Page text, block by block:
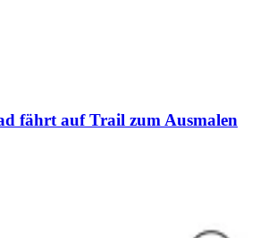
fährt auf Trail zum Ausmalen